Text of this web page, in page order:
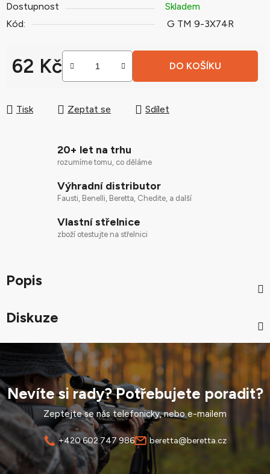
Dostupnost
Skladem
Kód:
G TM 9-3X74R
62 Kč
Měrná cena:
DO KOŠÍKU
Tisk Zeptat se Sdílet
20+ let na trhu
rozumíme tomu, co děláme
Výhradní distributor
Fausti, Benelli, Beretta, Chedite, a další
Vlastní střelnice
zboží otestujte na střelnici
Popis
Diskuze
Nevíte si rady? Potřebujete poradit?
Zeptejte se nás telefonicky, nebo e-mailem
+420 602 747 986 beretta@beretta.cz